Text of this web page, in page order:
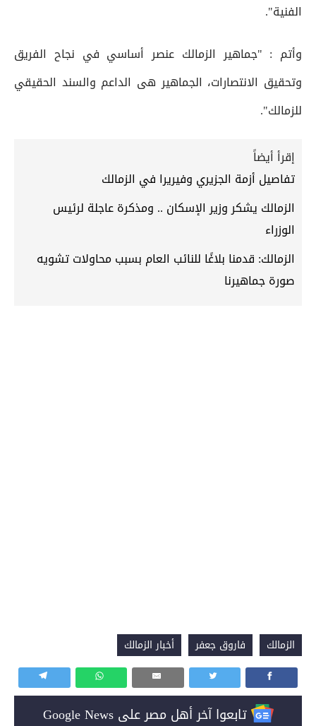
الفنية".
وأتم : "جماهير الزمالك عنصر أساسي في نجاح الفريق
وتحقيق الانتصارات، الجماهير هى الداعم والسند الحقيقي
للزمالك".
إقرأ أيضاً
تفاصيل أزمة الجزيري وفيريرا في الزمالك
الزمالك يشكر وزير الإسكان .. ومذكرة عاجلة لرئيس
الوزراء
الزمالك: قدمنا بلاغًا للنائب العام بسبب محاولات تشويه
صورة جماهيرنا
الزمالك فاروق جعفر أخبار الزمالك
تابعوا آخر أهل مصر على Google News